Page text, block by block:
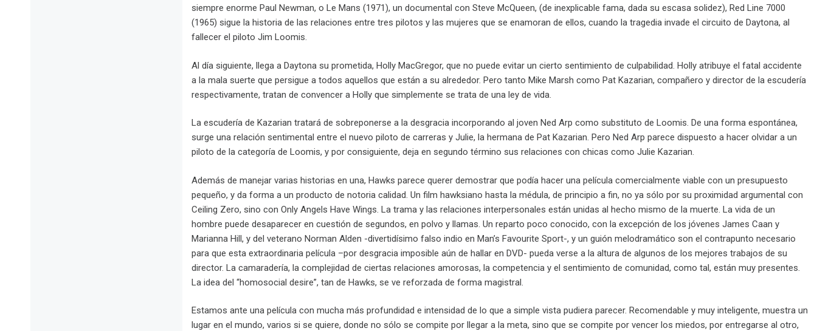
siempre enorme Paul Newman, o Le Mans (1971), un documental con Steve McQueen, (de inexplicable fama, dada su escasa solidez), Red Line 7000
(1965) sigue la historia de las relaciones entre tres pilotos y las mujeres que se enamoran de ellos, cuando la tragedia invade el circuito de Daytona, al
fallecer el piloto Jim Loomis.
Al día siguiente, llega a Daytona su prometida, Holly MacGregor, que no puede evitar un cierto sentimiento de culpabilidad. Holly atribuye el fatal accidente
a la mala suerte que persigue a todos aquellos que están a su alrededor. Pero tanto Mike Marsh como Pat Kazarian, compañero y director de la escudería
respectivamente, tratan de convencer a Holly que simplemente se trata de una ley de vida.
La escudería de Kazarian tratará de sobreponerse a la desgracia incorporando al joven Ned Arp como substituto de Loomis. De una forma espontánea,
surge una relación sentimental entre el nuevo piloto de carreras y Julie, la hermana de Pat Kazarian. Pero Ned Arp parece dispuesto a hacer olvidar a un
piloto de la categoría de Loomis, y por consiguiente, deja en segundo término sus relaciones con chicas como Julie Kazarian.
Además de manejar varias historias en una, Hawks parece querer demostrar que podía hacer una película comercialmente viable con un presupuesto
pequeño, y da forma a un producto de notoria calidad. Un film hawksiano hasta la médula, de principio a fin, no ya sólo por su proximidad argumental con
Ceiling Zero, sino con Only Angels Have Wings. La trama y las relaciones interpersonales están unidas al hecho mismo de la muerte. La vida de un
hombre puede desaparecer en cuestión de segundos, en polvo y llamas. Un reparto poco conocido, con la excepción de los jóvenes James Caan y
Marianna Hill, y del veterano Norman Alden -divertidísimo falso indio en Man’s Favourite Sport-, y un guión melodramático son el contrapunto necesario
para que esta extraordinaria película –por desgracia imposible aún de hallar en DVD- pueda verse a la altura de algunos de los mejores trabajos de su
director. La camaradería, la complejidad de ciertas relaciones amorosas, la competencia y el sentimiento de comunidad, como tal, están muy presentes.
La idea del “homosocial desire”, tan de Hawks, se ve reforzada de forma magistral.
Estamos ante una película con mucha más profundidad e intensidad de lo que a simple vista pudiera parecer. Recomendable y muy inteligente, muestra un
lugar en el mundo, varios si se quiere, donde no sólo se compite por llegar a la meta, sino que se compite por vencer los miedos, por entregarse al otro,